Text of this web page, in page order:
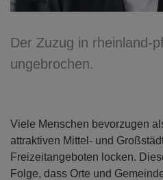
Der Zuzug in rheinland-
ungebrochen.
Viele Menschen bevorzugen
attraktiven Mittel- und
Freizeitangeboten locken.
Folge, dass Orte und